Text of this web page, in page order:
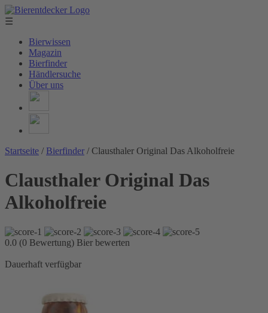
☰
Bierwissen
Magazin
Bierfinder
Händlersuche
Über uns
Startseite / Bierfinder / Clausthaler Original Das Alkoholfreie
Clausthaler Original Das
Alkoholfreie
0.0 (0 Bewertung) Bier bewerten
Dauerhaft verfügbar